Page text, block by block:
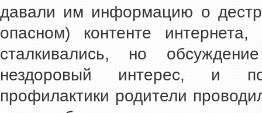
давали им информацию о
опасном) контенте
сталкивались, но
нездоровый интерес, и
профилактики родители